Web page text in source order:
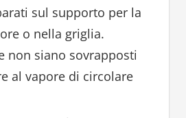
sul supporto per la
o nella griglia.
non siano sovrapposti
al vapore di circolare